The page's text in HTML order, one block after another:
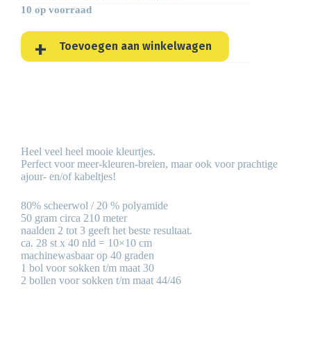
10 op voorraad
Toevoegen aan winkelwagen
Heel veel heel mooie kleurtjes.
Perfect voor meer-kleuren-breien, maar ook voor prachtige
ajour- en/of kabeltjes!
80% scheerwol / 20 % polyamide
50 gram circa 210 meter
naalden 2 tot 3 geeft het beste resultaat.
ca. 28 st x 40 nld = 10×10 cm
machinewasbaar op 40 graden
1 bol voor sokken t/m maat 30
2 bollen voor sokken t/m maat 44/46